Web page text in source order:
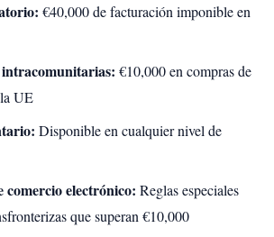
€40,000 de facturación imponible en
€10,000 en compras de
UE
Disponible en cualquier nivel de
comercio electrónico: Reglas especiales
que superan €10,000